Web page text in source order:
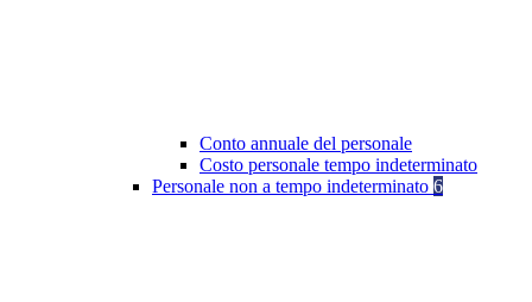
Conto annuale del personale
Costo personale tempo indeterminato
Personale non a tempo indeterminato 6